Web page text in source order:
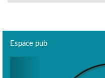
Espace pub